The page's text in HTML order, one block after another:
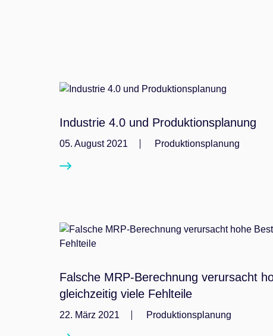
Industrie 4.0 und Produktionsplanung
05. August 2021 Produktionsplanung
Falsche MRP-Berechnung verursacht
gleichzeitig viele Fehlteile
22. März 2021 Produktionsplanung